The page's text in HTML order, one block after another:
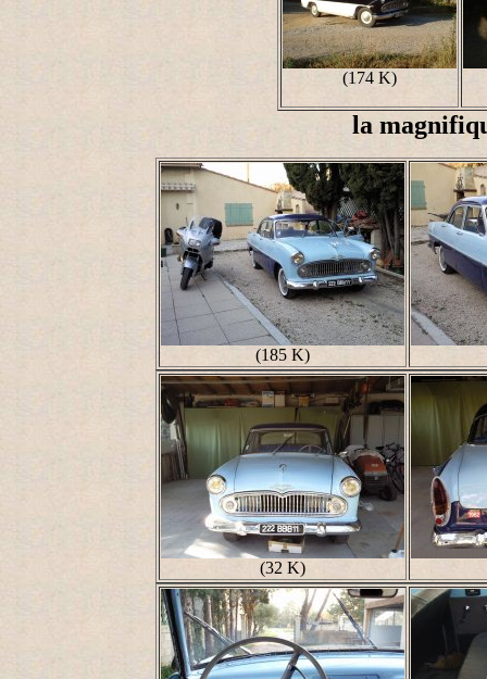
(174 K)
la
(185 K)
(32 K)